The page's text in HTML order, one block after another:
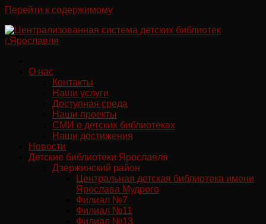
Перейти к содержимому
О нас
Контакты
Наши услуги
Доступная среда
Наши проекты
СМИ о детских библиотеках
Наши достижения
Новости
Детские библиотеки Ярославля
Дзержинский район
Центральная детская библиотека имени
Ярослава Мудрого
Филиал №7
Филиал №11
Филиал №13